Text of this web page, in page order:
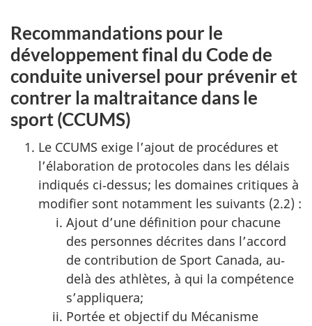
Recommandations pour le
développement final du Code de
conduite universel pour prévenir et
contrer la maltraitance dans le
sport (CCUMS)
Le CCUMS exige l’ajout de procédures et
l’élaboration de protocoles dans les délais
indiqués ci‐dessus; les domaines critiques à
modifier sont notamment les suivants (2.2) :
Ajout d’une définition pour chacune
des personnes décrites dans l’accord
de contribution de Sport Canada, au‐
delà des athlètes, à qui la compétence
s’appliquera;
Portée et objectif du Mécanisme